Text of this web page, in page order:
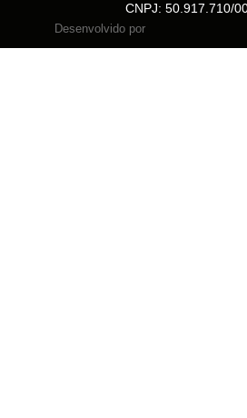
CNPJ: 50.917.710/
Desenvolvido por